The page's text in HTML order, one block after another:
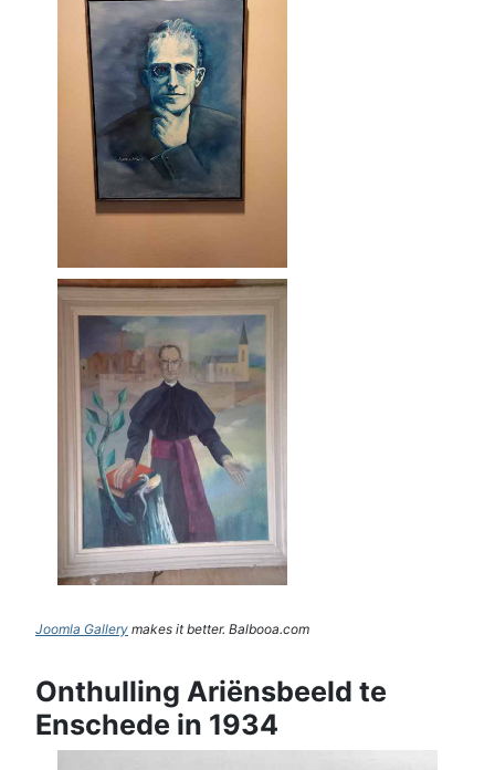
Joomla Gallery makes it better. Balbooa.com
Onthulling Ariënsbeeld te
Enschede in 1934